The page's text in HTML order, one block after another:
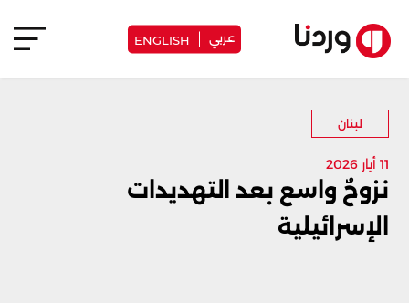
عربي ENGLISH
لبنان
11 أيار 2026
نزوحٌ واسع بعد التهديدات
الإسرائيلية